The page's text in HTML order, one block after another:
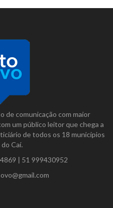
de comunicação com maior
um público leitor que chega a
de todos os 18 municípios
Caí.
| 51 999430952